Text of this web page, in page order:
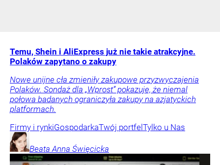
Temu, Shein i AliExpress już nie takie atrakcyjne.
Polaków zapytano o zakupy
Nowe unijne cła zmieniły zakupowe przyzwyczajenia
Polaków. Sondaż dla „Wprost” pokazuje, że niemal
połowa badanych ograniczyła zakupy na azjatyckich
platformach.
Firmy i rynkiGospodarkaTwój portfelTylko u Nas
Beata Anna Święcicka